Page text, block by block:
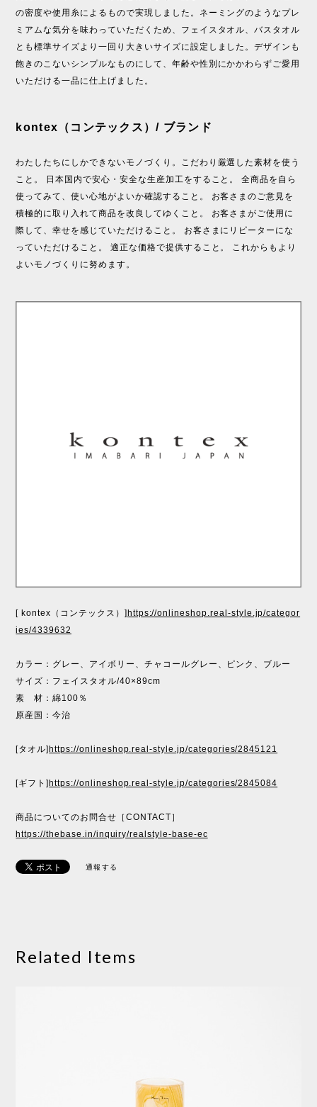
の密度や使用糸によるもので実現しました。ネーミングのようなプレ
ミアムな気分を味わっていただくため、フェイスタオル、バスタオル
とも標準サイズより一回り大きいサイズに設定しました。デザインも
飽きのこないシンプルなものにして、年齢や性別にかかわらずご愛用
いただける一品に仕上げました。
kontex（コンテックス）/ ブランド
わたしたちにしかできないモノづくり。こだわり厳選した素材を使う
こと。 日本国内で安心・安全な生産加工をすること。 全商品を自ら
使ってみて、使い心地がよいか確認すること。 お客さまのご意見を
積極的に取り入れて商品を改良してゆくこと。 お客さまがご使用に
際して、幸せを感じていただけること。 お客さまにリピーターにな
っていただけること。 適正な価格で提供すること。 これからもより
よいモノづくりに努めます。
[ kontex（コンテックス）]https://onlineshop.real-style.jp/categor
ies/4339632
カラー：グレー、アイボリー、チャコールグレー、ピンク、ブルー
サイズ：フェイスタオル/40×89cm
素 材：綿100％
原産国：今治
[タオル]https://onlineshop.real-style.jp/categories/2845121
[ギフト]https://onlineshop.real-style.jp/categories/2845084
商品についてのお問合せ［CONTACT］
https://thebase.in/inquiry/realstyle-base-ec
通報する
Related Items